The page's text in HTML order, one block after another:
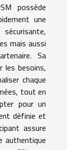
possède
une
mais aussi
Sa
les besoins,
chaque
tout en
pour un
définie et
assure
authentique